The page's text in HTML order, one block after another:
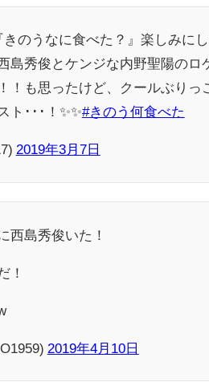
のうなに食べた？』楽しみに
島秀俊とケンジな内野聖陽のロ
！も思ったけど、クールぶりっ
ト･･･！✨✨#きのう何食べた
2019年3月7日
西島秀俊いた！
！
2019年4月10日